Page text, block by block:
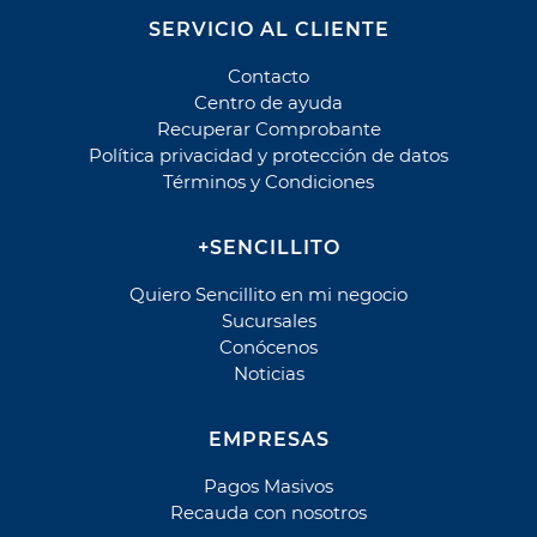
Cobros o envíos de dinero
AFEX
Echange
Ria Money Transfer
Cooperativa
Coopeuch Crédito Hipotecario
Fondo Esperanza
SERVICIO AL CLIENTE
Contacto
Centro de ayuda
Recuperar Comprobante
Política privacidad y protección de datos
Términos y Condiciones
+SENCILLITO
Quiero Sencillito en mi negocio
Sucursales
Conócenos
Noticias
EMPRESAS
Pagos Masivos
Recauda con nosotros